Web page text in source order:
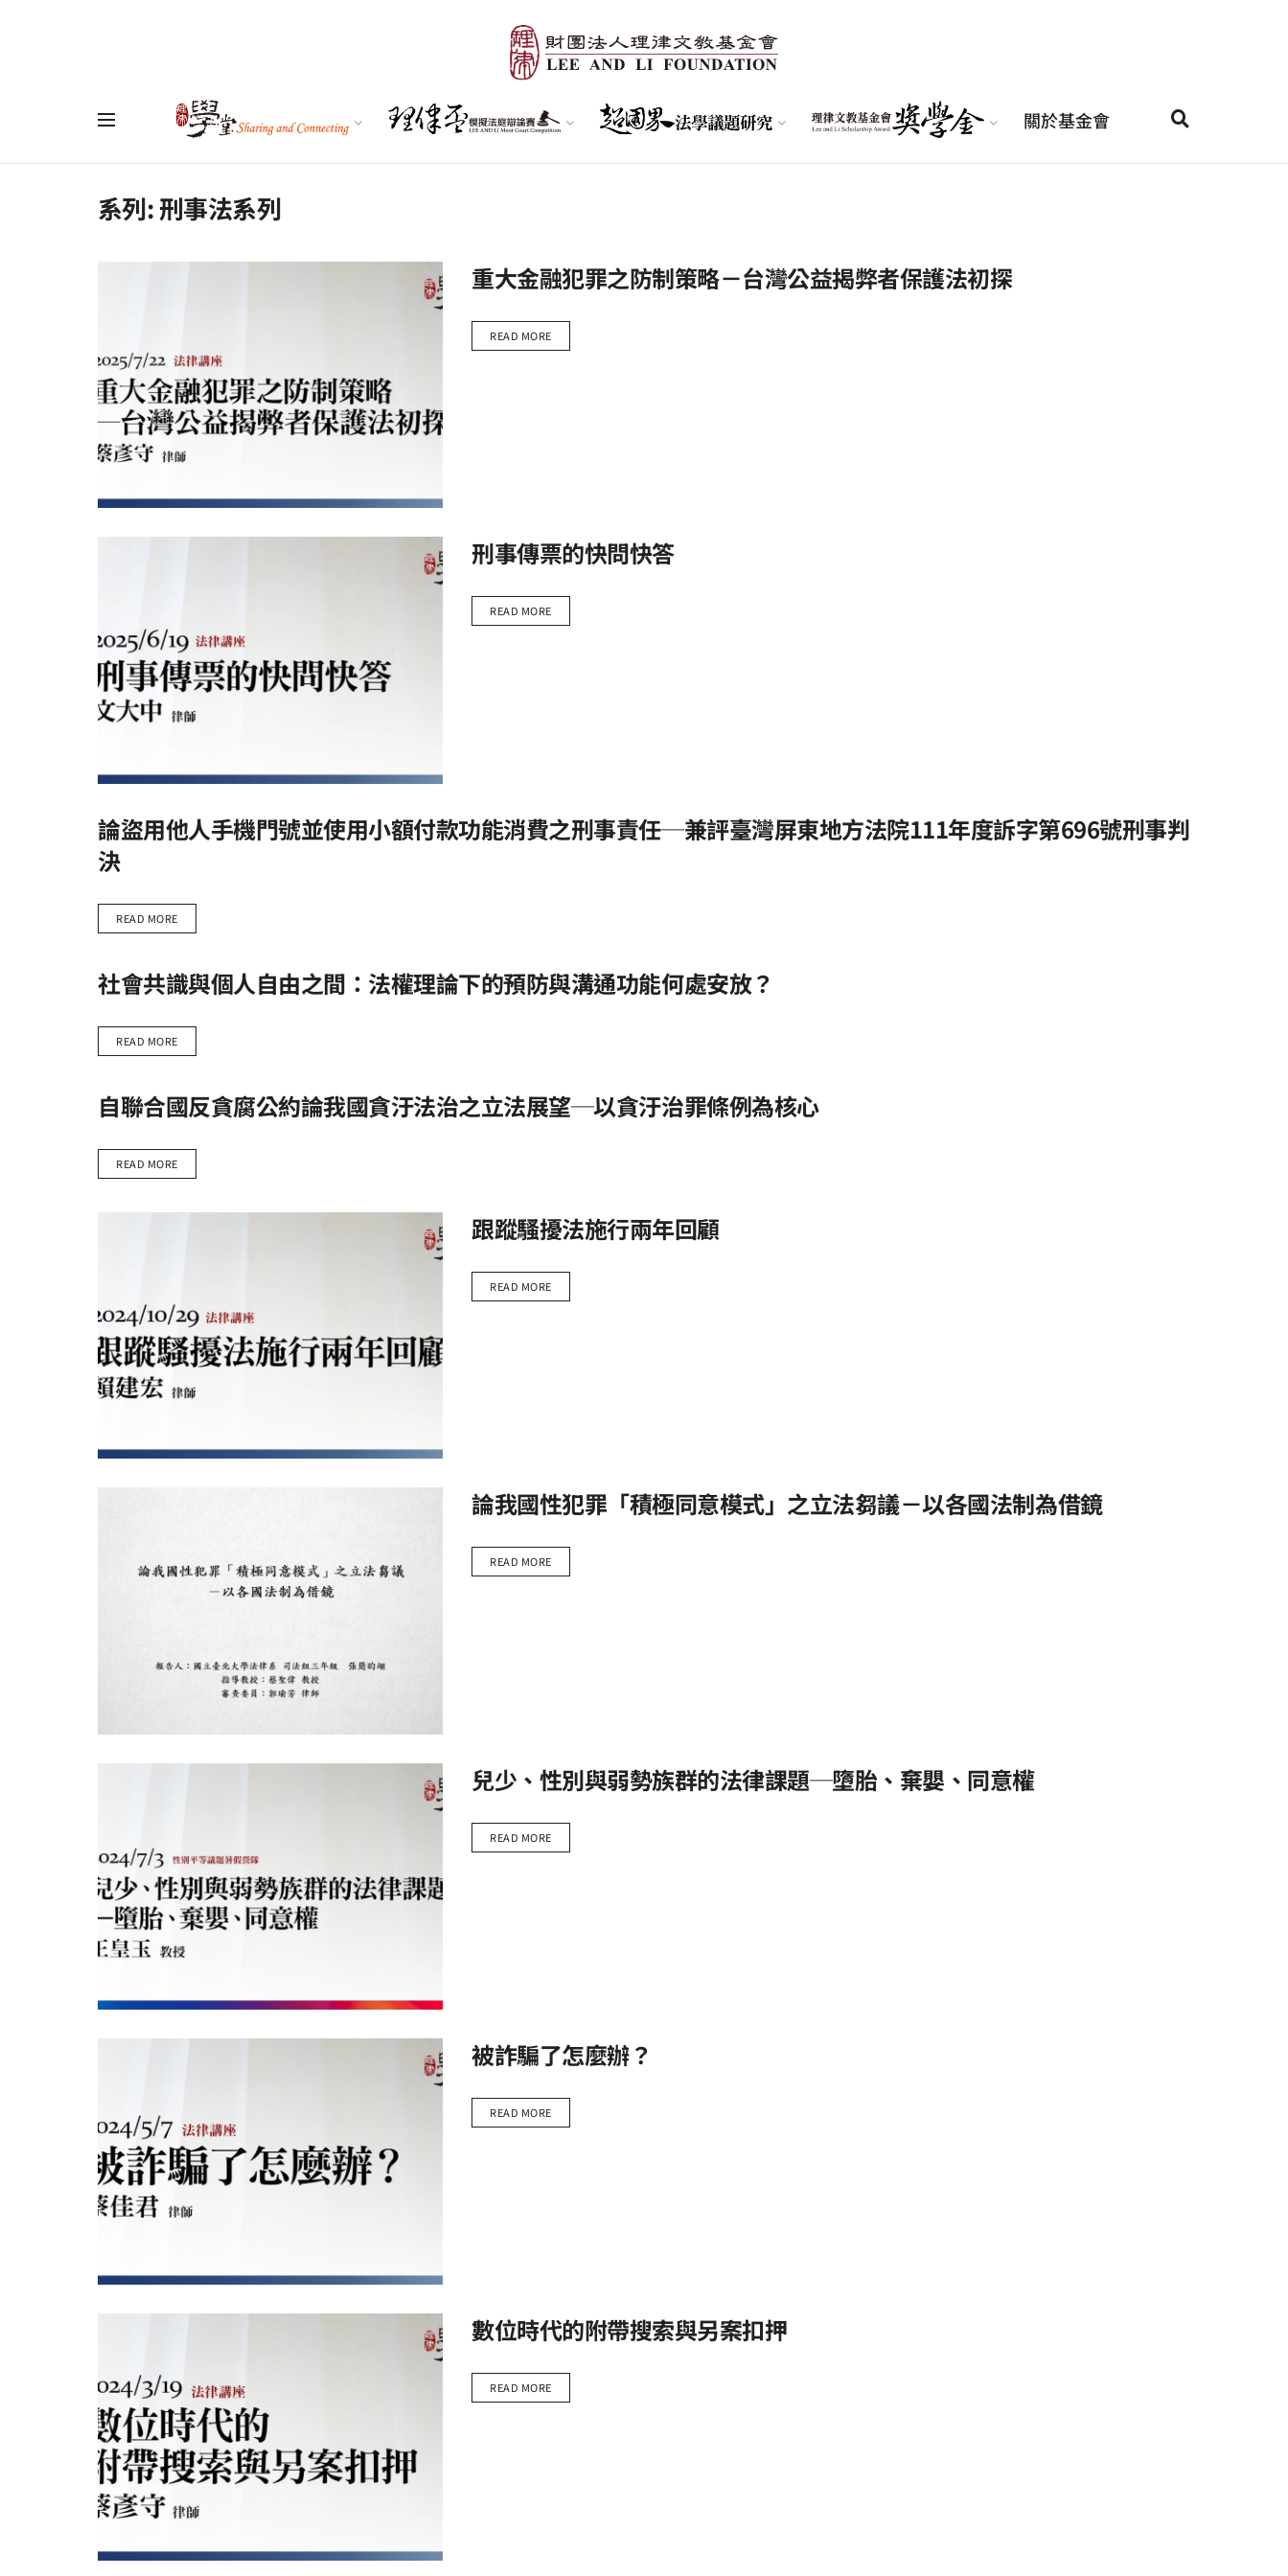
關於基金會
系列:刑事法系列
重大金融犯罪之防制策略－台灣公益揭弊者保護法初探
READ MORE
刑事傳票的快問快答
READ MORE
論盜用他人手機門號並使用小額付款功能消費之刑事責任─兼評臺灣屏東地方法院111年度訴字第696號刑事判
決
READ MORE
社會共識與個人自由之間：法權理論下的預防與溝通功能何處安放？
READ MORE
自聯合國反貪腐公約論我國貪汙法治之立法展望─以貪汙治罪條例為核心
READ MORE
跟蹤騷擾法施行兩年回顧
READ MORE
論我國性犯罪「積極同意模式」之立法芻議－以各國法制為借鏡
READ MORE
兒少、性別與弱勢族群的法律課題─墮胎、棄嬰、同意權
READ MORE
被詐騙了怎麼辦？
READ MORE
數位時代的附帶搜索與另案扣押
READ MORE